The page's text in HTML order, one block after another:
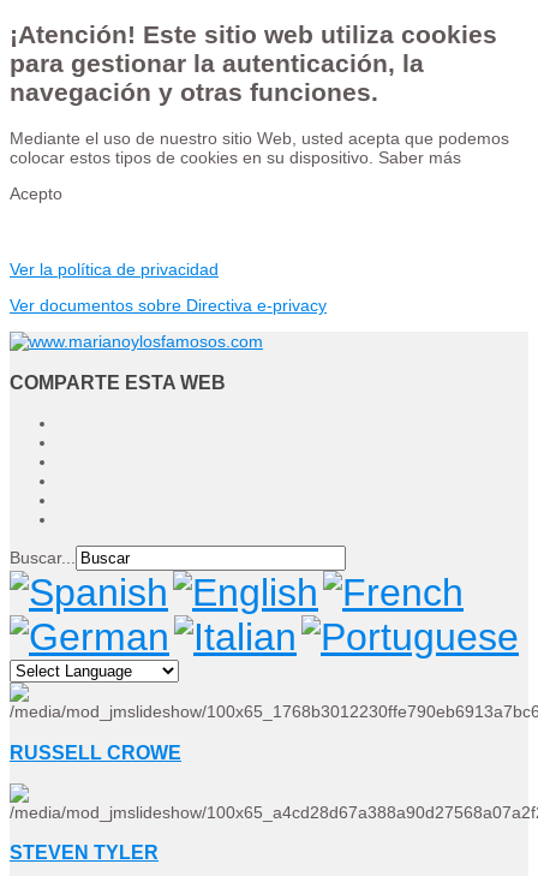
¡Atención! Este sitio web utiliza cookies
para gestionar la autenticación, la
navegación y otras funciones.
Mediante el uso de nuestro sitio Web, usted acepta que podemos
colocar estos tipos de cookies en su dispositivo. Saber más
Acepto
Ver la política de privacidad
Ver documentos sobre Directiva e-privacy
COMPARTE ESTA WEB
Buscar...
RUSSELL CROWE
STEVEN TYLER